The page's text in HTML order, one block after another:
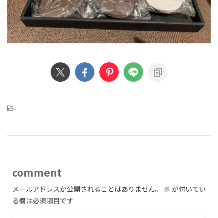
-
comment
メールアドレスが公開されることはありません。 ※ が付いてい
る欄は必須項目です